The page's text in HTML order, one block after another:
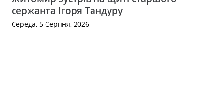
сержанта Ігоря Тандуру
Середа, 5 Серпня, 2026